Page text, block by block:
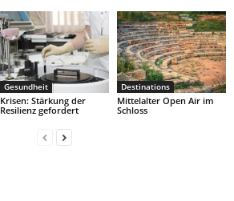
Gesundheit
Krisen: Stärkung der
Resilienz gefordert
Destinations
Mittelalter Open Air im
Schloss